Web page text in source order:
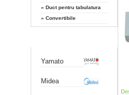
» Duct pentru tabulatura
» Convertibile
Yamato
Midea